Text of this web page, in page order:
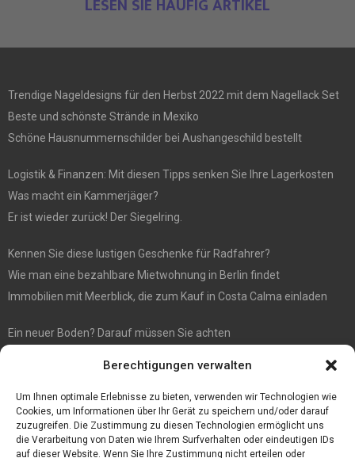
Berechtigungen verwalten
Um Ihnen optimale Erlebnisse zu bieten, verwenden wir Technologien wie
Cookies, um Informationen über Ihr Gerät zu speichern und/oder darauf
zuzugreifen. Die Zustimmung zu diesen Technologien ermöglicht uns
die Verarbeitung von Daten wie Ihrem Surfverhalten oder eindeutigen IDs
auf dieser Website. Wenn Sie Ihre Zustimmung nicht erteilen oder
Trendige Nageldesigns für den Herbst 2022 mit dem Nagellack Set
Beste und schönste Strände in Mexiko
Schöne Hausnummernschilder bei Aushangeschild bestellt
Logistik & Finanzen: Mit diesen Tipps senken Sie Ihre Lagerkosten
Was macht ein Kammerjäger?
Er ist wieder zurück! Der Siegelring.
Kennen Sie diese lustigen Geschenke für Radfahrer?
Wie man eine bezahlbare Mietwohnung in Berlin findet
Immobilien mit Meerblick, die zum Kauf in Costa Calma einladen
Ein neuer Boden? Darauf müssen Sie achten
Eine effiziente Sackentleerung zur Optimierung der Prozessabläufe